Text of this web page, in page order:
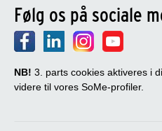
Følg os på sociale
NB! 3. parts cookies aktiveres i
videre til vores SoMe-profiler.